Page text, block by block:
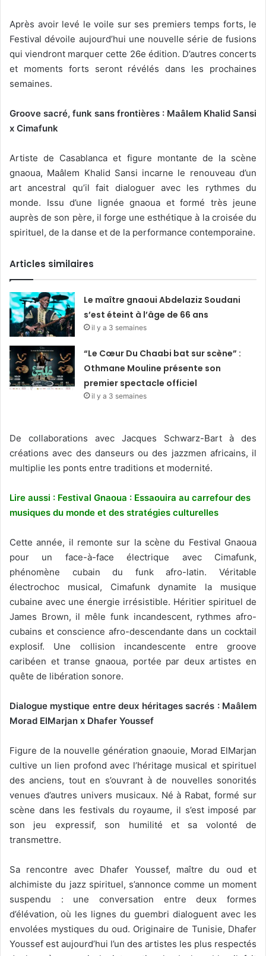
Après avoir levé le voile sur ses premiers temps forts, le
Festival dévoile aujourd’hui une nouvelle série de fusions
qui viendront marquer cette 26e édition. D’autres concerts
et moments forts seront révélés dans les prochaines
semaines.
Groove sacré, funk sans frontières : Maâlem Khalid Sansi
x Cimafunk
Artiste de Casablanca et figure montante de la scène
gnaoua, Maâlem Khalid Sansi incarne le renouveau d’un
art ancestral qu’il fait dialoguer avec les rythmes du
monde. Issu d’une lignée gnaoua et formé très jeune
auprès de son père, il forge une esthétique à la croisée du
spirituel, de la danse et de la performance contemporaine.
Articles similaires
Le maître gnaoui Abdelaziz Soudani
s’est éteint à l’âge de 66 ans
il y a 3 semaines
“Le Cœur Du Chaabi bat sur scène” :
Othmane Mouline présente son
premier spectacle officiel
il y a 3 semaines
De collaborations avec Jacques Schwarz-Bart à des
créations avec des danseurs ou des jazzmen africains, il
multiplie les ponts entre traditions et modernité.
Lire aussi : Festival Gnaoua : Essaouira au carrefour des
musiques du monde et des stratégies culturelles
Cette année, il remonte sur la scène du Festival Gnaoua
pour un face-à-face électrique avec Cimafunk,
phénomène cubain du funk afro-latin. Véritable
électrochoc musical, Cimafunk dynamite la musique
cubaine avec une énergie irrésistible. Héritier spirituel de
James Brown, il mêle funk incandescent, rythmes afro-
cubains et conscience afro-descendante dans un cocktail
explosif. Une collision incandescente entre groove
caribéen et transe gnaoua, portée par deux artistes en
quête de libération sonore.
Dialogue mystique entre deux héritages sacrés : Maâlem
Morad ElMarjan x Dhafer Youssef
Figure de la nouvelle génération gnaouie, Morad ElMarjan
cultive un lien profond avec l’héritage musical et spirituel
des anciens, tout en s’ouvrant à de nouvelles sonorités
venues d’autres univers musicaux. Né à Rabat, formé sur
scène dans les festivals du royaume, il s’est imposé par
son jeu expressif, son humilité et sa volonté de
transmettre.
Sa rencontre avec Dhafer Youssef, maître du oud et
alchimiste du jazz spirituel, s’annonce comme un moment
suspendu : une conversation entre deux formes
d’élévation, où les lignes du guembri dialoguent avec les
envolées mystiques du oud. Originaire de Tunisie, Dhafer
Youssef est aujourd’hui l’un des artistes les plus respectés